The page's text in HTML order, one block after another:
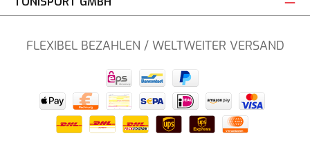
FLEXIBEL BEZAHLEN / WELTWEITER VERSAND